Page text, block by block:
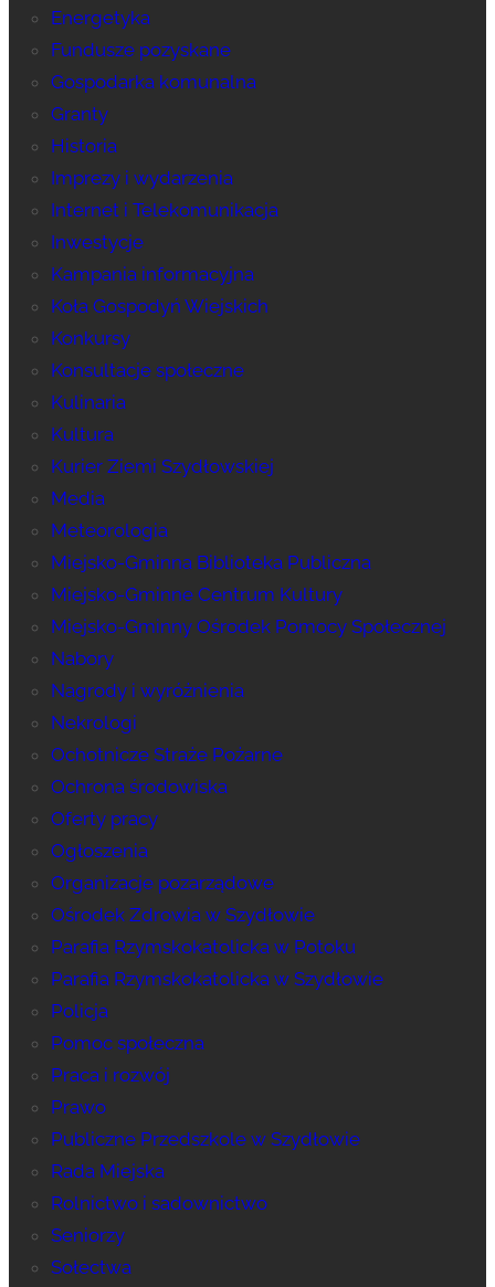
Energetyka
Fundusze pozyskane
Gospodarka komunalna
Granty
Historia
Imprezy i wydarzenia
Internet i Telekomunikacja
Inwestycje
Kampania informacyjna
Koła Gospodyń Wiejskich
Konkursy
Konsultacje społeczne
Kulinaria
Kultura
Kurier Ziemi Szydłowskiej
Media
Meteorologia
Miejsko-Gminna Biblioteka Publiczna
Miejsko-Gminne Centrum Kultury
Miejsko-Gminny Ośrodek Pomocy Społecznej
Nabory
Nagrody i wyróżnienia
Nekrologi
Ochotnicze Straże Pożarne
Ochrona środowiska
Oferty pracy
Ogłoszenia
Organizacje pozarządowe
Ośrodek Zdrowia w Szydłowie
Parafia Rzymskokatolicka w Potoku
Parafia Rzymskokatolicka w Szydłowie
Policja
Pomoc społeczna
Praca i rozwój
Prawo
Publiczne Przedszkole w Szydłowie
Rada Miejska
Rolnictwo i sadownictwo
Seniorzy
Sołectwa